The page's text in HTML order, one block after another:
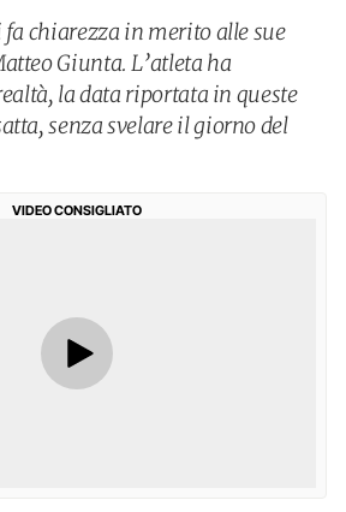
chiarezza in merito alle sue
Giunta. L’atleta ha
la data riportata in queste
senza svelare il giorno del
VIDEO CONSIGLIATO